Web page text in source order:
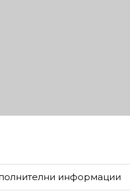
информации